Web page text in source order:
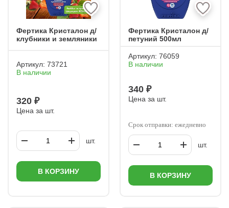
Фертика Кристалон д/
клубники и земляники
Артикул: 73721
В наличии
320 ₽
Цена за шт.
шт.
В КОРЗИНУ
Фертика Кристалон д/
петуний 500мл
Артикул: 76059
В наличии
340 ₽
Цена за шт.
Срок отправки: ежедневно
шт.
В КОРЗИНУ